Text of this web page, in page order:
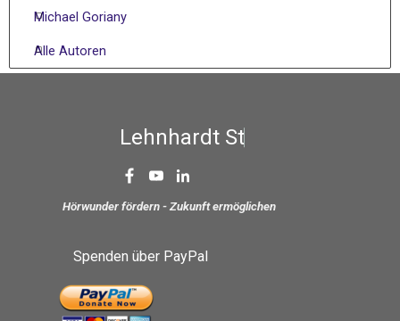
Michael Goriany
Alle Autoren
ehnh ardt Stif
Spenden über PayPal
Hörwunder fördern - Zukunft ermöglichen